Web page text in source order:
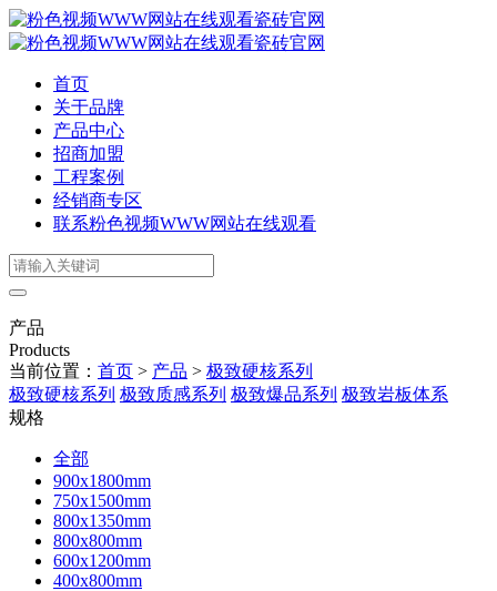
首页
关于品牌
产品中心
招商加盟
工程案例
经销商专区
联系粉色视频WWW网站在线观看
产品
Products
当前位置： 首页 > 产品 > 极致硬核系列
极致硬核系列 极致质感系列 极致爆品系列 极致岩板体系
规格
全部
900x1800mm
750x1500mm
800x1350mm
800x800mm
600x1200mm
400x800mm